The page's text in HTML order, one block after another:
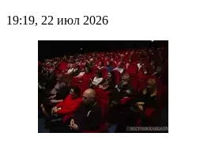
19:19, 22 июл 2026